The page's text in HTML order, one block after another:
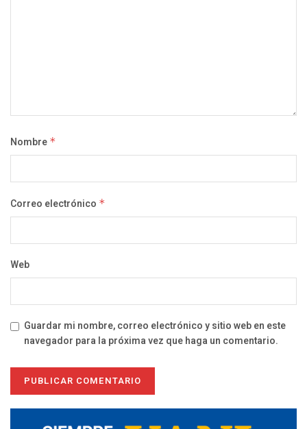
Nombre *
Correo electrónico *
Web
Guardar mi nombre, correo electrónico y sitio web en este
navegador para la próxima vez que haga un comentario.